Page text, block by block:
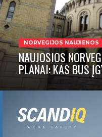
NORVEGIJOS NAUJIENOS
NAUJOSIOS
PLANAI: KAS BUS